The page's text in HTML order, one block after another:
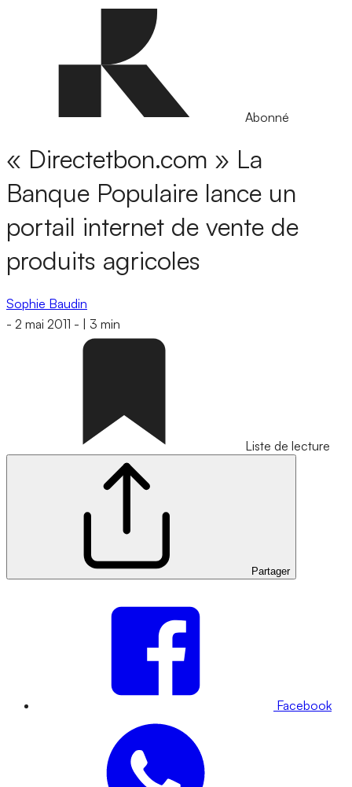
Abonné
« Directetbon.com » La
Banque Populaire lance un
portail internet de vente de
produits agricoles
Sophie Baudin
- 2 mai 2011 - 3 min
Liste de lecture
Partager
Facebook